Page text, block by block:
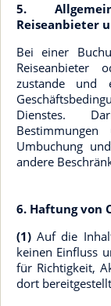
5.
Reiseanbieter
Bei einer
Reiseanbieter
zustande und
Dienstes.
Umbuchung
andere
6. Haftung von
(1) Auf die
keinen Einfluss
für Richtigkeit,
dort